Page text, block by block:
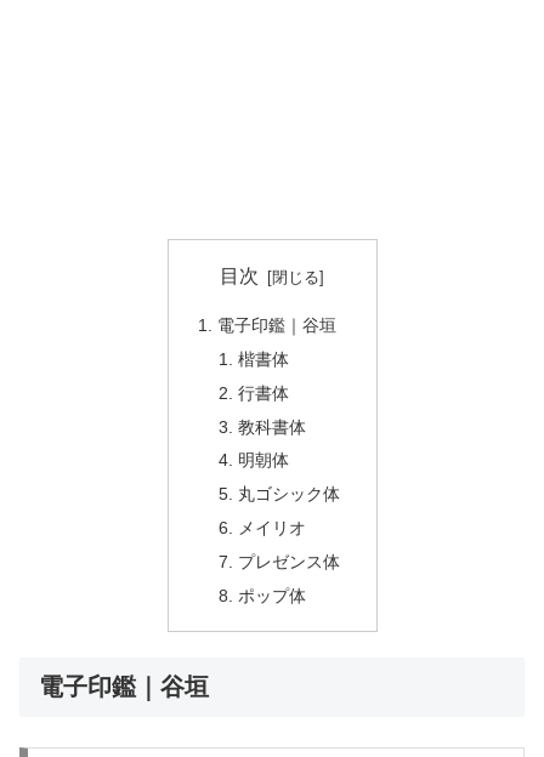
目次
電子印鑑｜谷垣
楷書体
行書体
教科書体
明朝体
丸ゴシック体
メイリオ
プレゼンス体
ポップ体
電子印鑑｜谷垣